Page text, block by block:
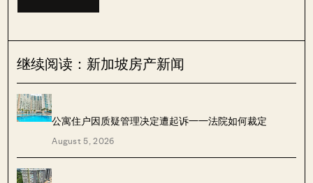
继续阅读：新加坡房产新闻
公寓住户因质疑管理决定遭起诉——法院如何裁定
August 5, 2026